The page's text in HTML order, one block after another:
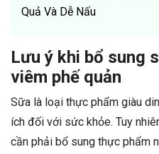
Quả Và Dễ Nấu
Lưu ý khi bổ sung
viêm phế quản
Sữa là loại thực phẩm giàu
ích đối với sức khỏe. Tuy
cần phải bổ sung thực phẩm